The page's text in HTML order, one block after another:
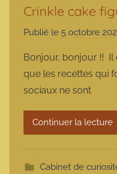
Crinkle cake
Publié le 5 octobre
Bonjour, bonjour !! Il
que les recettes qui
sociaux ne sont
Continuer la lecture
Cabinet de